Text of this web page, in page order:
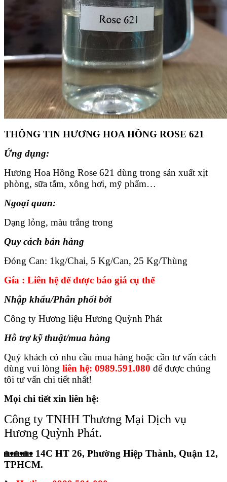
THÔNG TIN HƯƠNG HOA HỒNG ROSE 621
Ứng dụng:
Hương Hoa Hồng Rose 621 dùng trong sản xuất xịt
phòng, sữa tắm, xông hơi, mỹ phẩm…
Ngoại quan:
Dạng lỏng, màu trắng trong
Quy cách bán hàng
Đóng Can: 1kg/Chai, 5 Kg/Can, 25 Kg/Thùng
Gía : Liên hệ để được báo giá cụ thể
Nhập khẩu/Phân phối bởi
Công ty Hương liệu Hương Quỳnh Phát
Hỗ trợ kỹ thuật/mua hàng
Quý khách có nhu cầu mua hàng hoặc cần tư vấn cách
dùng vui lòng liên hệ: 0989.591.080 để được chúng
tôi tư vấn chi tiết nhất!
Mọi chi tiết xin liên hệ:
Công ty TNHH Thương Mại Dịch vụ
Hương Quỳnh Phát.
🏡🏡🏡 14C HT 26, Phường Hiệp Thành, Quận 12,
TPHCM.